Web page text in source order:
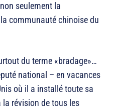
seulement la
communauté chinoise du
du terme «bradage»…
national – en vacances
où il a installé toute sa
révision de tous les